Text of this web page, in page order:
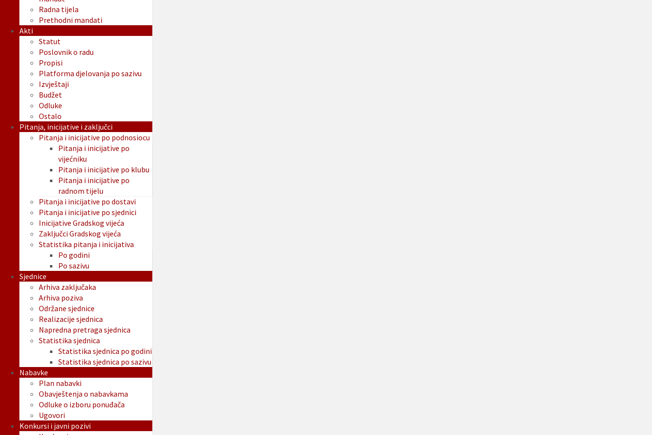
Radna tijela
Prethodni mandati
Akti
Statut
Poslovnik o radu
Propisi
Platforma djelovanja po sazivu
Izvještaji
Budžet
Odluke
Ostalo
Pitanja, inicijative i zaključci
Pitanja i inicijative po podnosiocu
Pitanja i inicijative po
vijećniku
Pitanja i inicijative po klubu
Pitanja i inicijative po
radnom tijelu
Pitanja i inicijative po dostavi
Pitanja i inicijative po sjednici
Inicijative Gradskog vijeća
Zaključci Gradskog vijeća
Statistika pitanja i inicijativa
Po godini
Po sazivu
Sjednice
Arhiva zaključaka
Arhiva poziva
Održane sjednice
Realizacije sjednica
Napredna pretraga sjednica
Statistika sjednica
Statistika sjednica po godini
Statistika sjednica po sazivu
Nabavke
Plan nabavki
Obavještenja o nabavkama
Odluke o izboru ponuđača
Ugovori
Konkursi i javni pozivi